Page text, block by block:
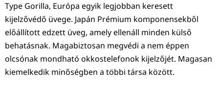
Type Gorilla, Európa egyik legjobban keresett
kijelzővédő üvege. Japán Prémium komponensekből
előállított edzett üveg, amely ellenáll minden külső
behatásnak. Magabiztosan megvédi a nem éppen
olcsónak mondható okkostelefonok kijelzőjét. Magasan
kiemelkedik minőségben a többi társa között.